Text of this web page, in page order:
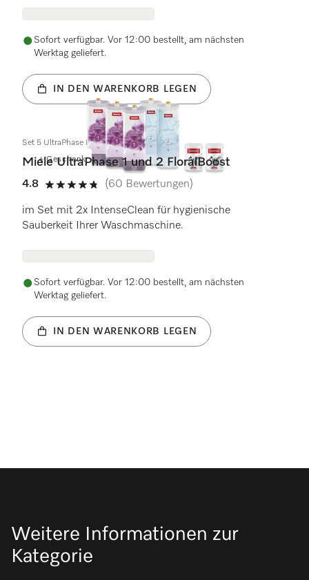
Sofort verfügbar. Vor 12:00 bestellt, am nächsten
Werktag geliefert.
IN DEN WARENKORB LEGEN
+ Geschenk
Set 5 UltraPhase FloralBoost
Miele UltraPhase 1 und 2 FloralBoost
4.8
4.8 von 5 Sternen
(60 Bewertungen)
im Set mit 2x IntenseClean für hygienische
Sauberkeit Ihrer Waschmaschine.
Sofort verfügbar. Vor 12:00 bestellt, am nächsten
Werktag geliefert.
IN DEN WARENKORB LEGEN
Weitere Informationen zur
Kategorie